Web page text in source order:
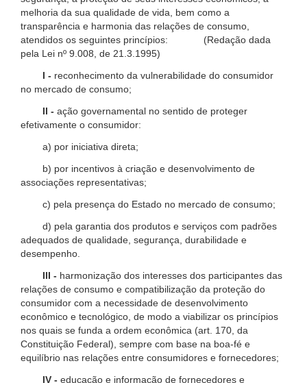
melhoria da sua qualidade de vida, bem como a
transparência e harmonia das relações de consumo,
atendidos os seguintes princípios: (Redação dada
pela Lei nº 9.008, de 21.3.1995)
I - reconhecimento da vulnerabilidade do consumidor
no mercado de consumo;
II - ação governamental no sentido de proteger
efetivamente o consumidor:
a) por iniciativa direta;
b) por incentivos à criação e desenvolvimento de
associações representativas;
c) pela presença do Estado no mercado de consumo;
d) pela garantia dos produtos e serviços com padrões
adequados de qualidade, segurança, durabilidade e
desempenho.
III - harmonização dos interesses dos participantes das
relações de consumo e compatibilização da proteção do
consumidor com a necessidade de desenvolvimento
econômico e tecnológico, de modo a viabilizar os princípios
nos quais se funda a ordem econômica (art. 170, da
Constituição Federal), sempre com base na boa-fé e
equilíbrio nas relações entre consumidores e fornecedores;
IV - educação e informação de fornecedores e